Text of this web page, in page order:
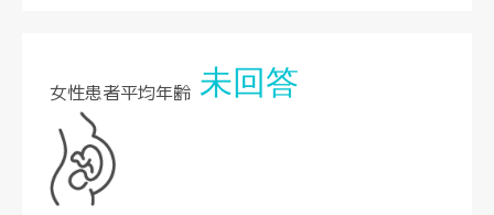
女性患者平均年齢 未回答